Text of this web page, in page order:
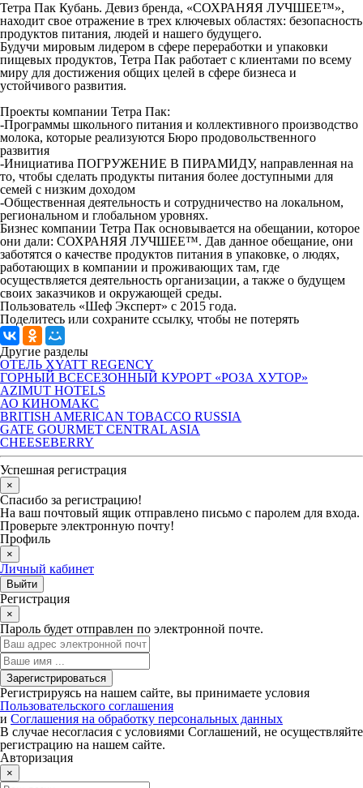
Тетра Пак Кубань. Девиз бренда, «СОХРАНЯЯ ЛУЧШЕЕ™»,
находит свое отражение в трех ключевых областях: безопасность
продуктов питания, людей и нашего будущего.
Будучи мировым лидером в сфере переработки и упаковки
пищевых продуктов, Тетра Пак работает с клиентами по всему
миру для достижения общих целей в сфере бизнеса и
устойчивого развития.
Проекты компании Тетра Пак:
-Программы школьного питания и коллективного производство
молока, которые реализуются Бюро продовольственного
развития
-Инициатива ПОГРУЖЕНИЕ В ПИРАМИДУ, направленная на
то, чтобы сделать продукты питания более доступными для
семей с низким доходом
-Общественная деятельность и сотрудничество на локальном,
региональном и глобальном уровнях.
Бизнес компании Тетра Пак основывается на обещании, которое
они дали: СОХРАНЯЯ ЛУЧШЕЕ™. Дав данное обещание, они
заботятся о качестве продуктов питания в упаковке, о людях,
работающих в компании и проживающих там, где
осуществляется деятельность организации, а также о будущем
своих заказчиков и окружающей среды.
Пользователь «Шеф Эксперт» с 2015 года.
Поделитесь или сохраните ссылку, чтобы не потерять
Другие разделы
ОТЕЛЬ XYATT REGENCY
ГОРНЫЙ ВСЕСЕЗОННЫЙ КУРОРТ «РОЗА ХУТОР»
AZIMUT HOTELS
АО КИНОМАКС
BRITISH AMERICAN TOBACCO RUSSIA
GATE GOURMET CENTRAL ASIA
CHEESEBERRY
Успешная регистрация
×
Спасибо за регистрацию!
На ваш почтовый ящик отправлено письмо с паролем для входа.
Проверьте электронную почту!
Профиль
×
Личный кабинет
Регистрация
×
Пароль будет отправлен по электронной почте.
Регистрируясь на нашем сайте, вы принимаете условия
Пользовательского соглашения
и Соглашения на обработку персональных данных
В случае несогласия с условиями Соглашений, не осуществляйте
регистрацию на нашем сайте.
Авторизация
×